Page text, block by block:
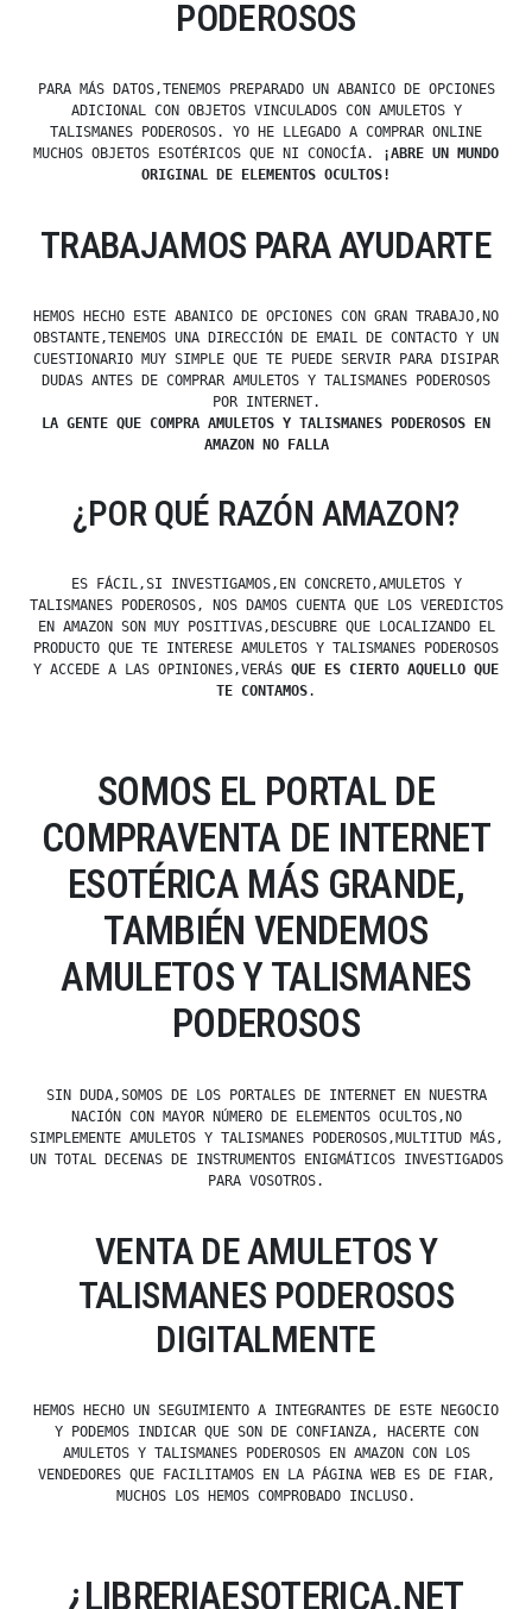
PODEROSOS
PARA MÁS DATOS,TENEMOS PREPARADO UN ABANICO DE OPCIONES
ADICIONAL CON OBJETOS VINCULADOS CON AMULETOS Y
TALISMANES PODEROSOS. YO HE LLEGADO A COMPRAR ONLINE
MUCHOS OBJETOS ESOTÉRICOS QUE NI CONOCÍA.
¡ABRE UN MUNDO
ORIGINAL DE ELEMENTOS OCULTOS!
TRABAJAMOS PARA AYUDARTE
HEMOS HECHO ESTE ABANICO DE OPCIONES CON GRAN TRABAJO,NO
OBSTANTE,TENEMOS UNA DIRECCIÓN DE EMAIL DE CONTACTO Y UN
CUESTIONARIO MUY SIMPLE QUE TE PUEDE SERVIR PARA DISIPAR
DUDAS ANTES DE COMPRAR AMULETOS Y TALISMANES PODEROSOS
POR INTERNET.
LA GENTE QUE COMPRA AMULETOS Y TALISMANES PODEROSOS EN
AMAZON NO FALLA
¿POR QUÉ RAZÓN AMAZON?
ES FÁCIL,SI INVESTIGAMOS,EN CONCRETO,AMULETOS Y
TALISMANES PODEROSOS, NOS DAMOS CUENTA QUE LOS VEREDICTOS
EN AMAZON SON MUY POSITIVAS,DESCUBRE QUE LOCALIZANDO EL
PRODUCTO QUE TE INTERESE AMULETOS Y TALISMANES PODEROSOS
Y ACCEDE A LAS OPINIONES,VERÁS QUE ES CIERTO AQUELLO QUE
TE CONTAMOS.
SOMOS EL PORTAL DE
COMPRAVENTA DE INTERNET
ESOTÉRICA MÁS GRANDE,
TAMBIÉN VENDEMOS
AMULETOS Y TALISMANES
PODEROSOS
SIN DUDA,SOMOS DE LOS PORTALES DE INTERNET EN NUESTRA
NACIÓN CON MAYOR NÚMERO DE ELEMENTOS OCULTOS,NO
SIMPLEMENTE AMULETOS Y TALISMANES PODEROSOS,MULTITUD MÁS,
UN TOTAL DECENAS DE INSTRUMENTOS ENIGMÁTICOS INVESTIGADOS
PARA VOSOTROS.
VENTA DE AMULETOS Y
TALISMANES PODEROSOS
DIGITALMENTE
HEMOS HECHO UN SEGUIMIENTO A INTEGRANTES DE ESTE NEGOCIO
Y PODEMOS INDICAR QUE SON DE CONFIANZA, HACERTE CON
AMULETOS Y TALISMANES PODEROSOS EN AMAZON CON LOS
VENDEDORES QUE FACILITAMOS EN LA PÁGINA WEB ES DE FIAR,
MUCHOS LOS HEMOS COMPROBADO INCLUSO.
¿LIBRERIAESOTERICA.NET